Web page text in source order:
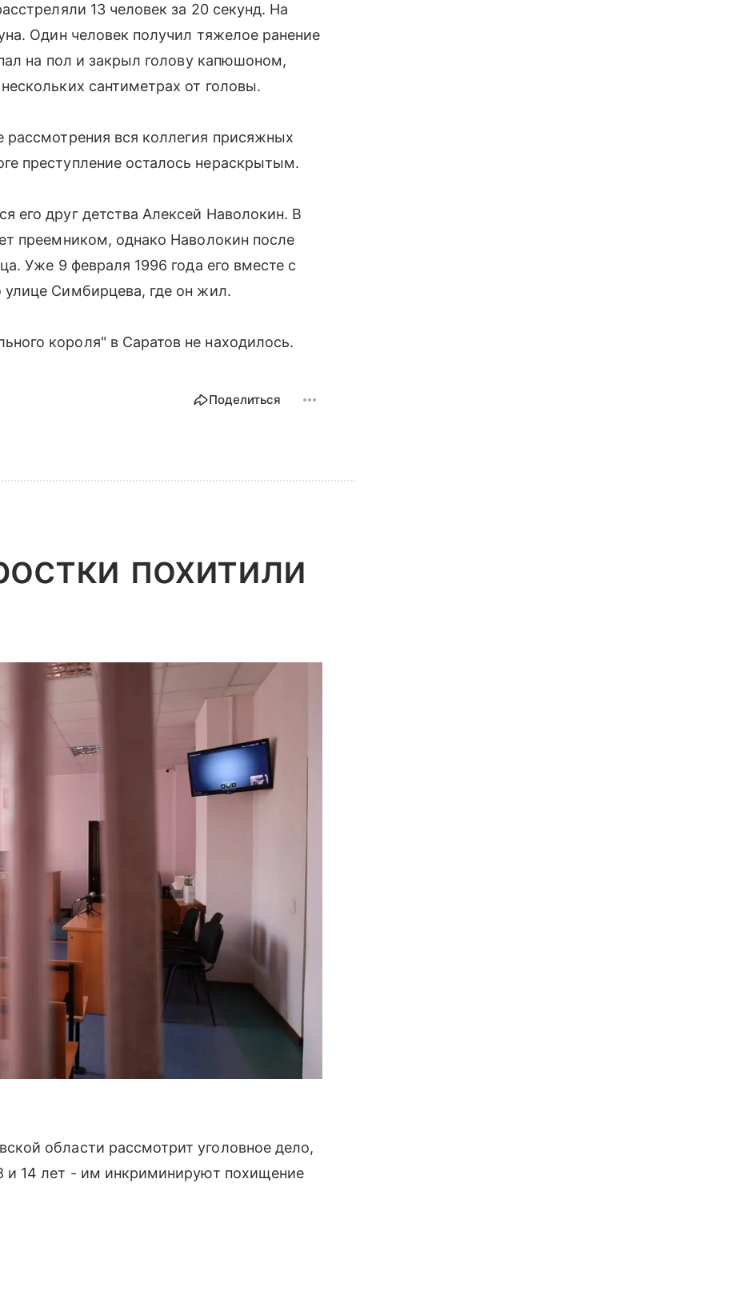
13 человек за 20 секунд. На
Один человек получил тяжелое ранение
на пол и закрыл голову капюшоном,
сантиметрах от головы.
вся коллегия присяжных
преступление осталось нераскрытым.
его друг детства Алексей Наволокин. В
преемником, однако Наволокин после
Уже 9 февраля 1996 года его вместе с
Симбирцева, где он жил.
короля" в Саратов не находилось.
Поделиться
похитили
области рассмотрит уголовное дело,
и 14 лет - им инкриминируют похищение